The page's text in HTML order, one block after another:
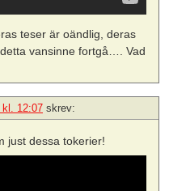
teser är oändlig, deras
vansinne fortgå…. Vad
kl. 12:07 skrev:
just dessa tokerier!